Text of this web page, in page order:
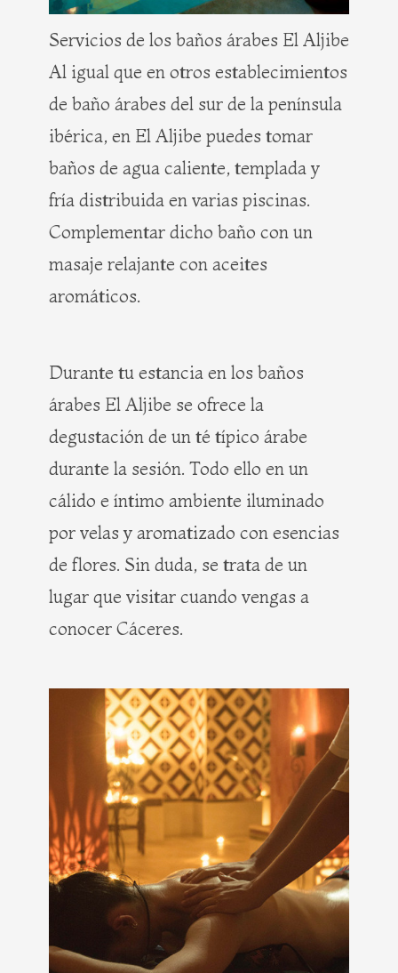
Servicios de los baños árabes El Aljibe
Al igual que en otros establecimientos
de baño árabes del sur de la península
ibérica, en El Aljibe puedes tomar
baños de agua caliente, templada y
fría distribuida en varias piscinas.
Complementar dicho baño con un
masaje relajante con aceites
aromáticos.
Durante tu estancia en los baños
árabes El Aljibe se ofrece la
degustación de un té típico árabe
durante la sesión. Todo ello en un
cálido e íntimo ambiente iluminado
por velas y aromatizado con esencias
de flores. Sin duda, se trata de un
lugar que visitar cuando vengas a
conocer Cáceres.